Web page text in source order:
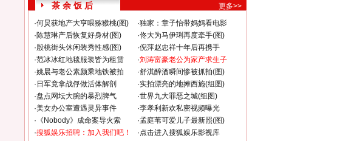
茶 余 饭 后
更多>>
·何炅获地产大亨喂猕猴桃(图) ·独家：章子怡带妈妈看电影
·陈慧琳产后恢复好身材(图) ·佟大为马伊琍再度牵手(图)
·殷桃街头休闲装秀性感(图) ·倪萍赵忠祥十年后再携手
·范冰冰红地毯服装皆为租赁 ·刘涛富豪老公为家产求生子
·姚晨与老公素颜乘地铁被拍 ·舒淇醉酒瞬间惨被抓拍(图)
· 日军竟拿战俘做活体解剖 ·实拍漂亮的地摊西施(组图)
·盘点网坛大腕的暴烈脾气 ·世界九大罪恶之城(组图)
·美女办公室遭遇灵异事件 ·李孝利新欢私密视频曝光
· 《Nobody》成命案导火索 ·孟庭苇可爱儿子最新照(图)
·搜狐娱乐招聘：加入我们吧！ ·点击进入搜狐娱乐影视库